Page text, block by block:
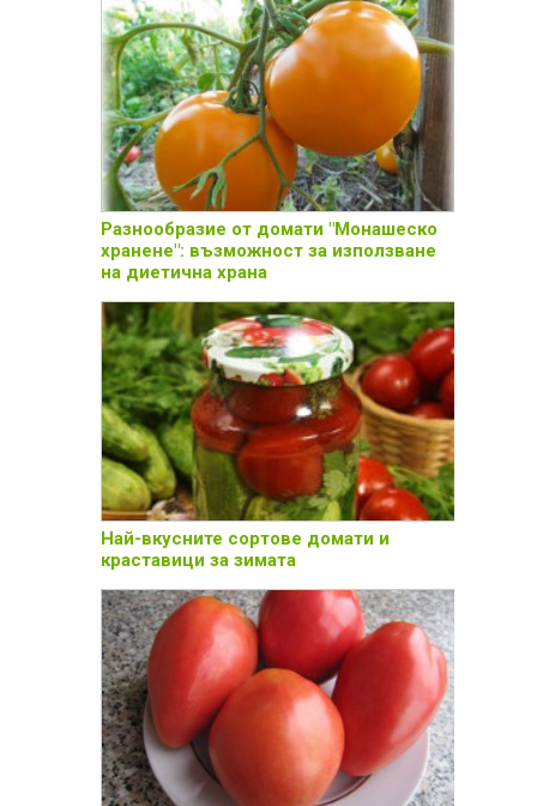
Разнообразие от домати "Монашеско
хранене": възможност за използване
на диетична храна
Най-вкусните сортове домати и
краставици за зимата